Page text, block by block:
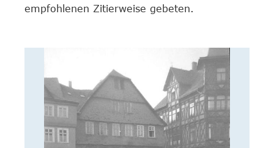
empfohlenen Zitierweise gebeten.